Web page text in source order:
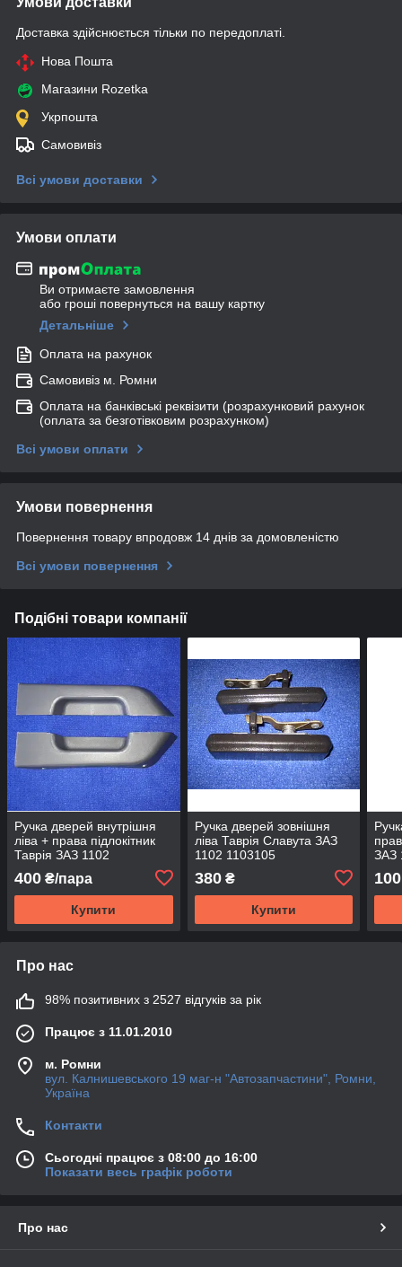
Доставка здійснюється тільки по передоплаті.
Нова Пошта
Магазини Rozetka
Укрпошта
Самовивіз
Всі умови доставки
Умови оплати
Ви отримаєте замовлення
або гроші повернуться на вашу картку
Детальніше
Оплата на рахунок
Самовивіз м. Ромни
Оплата на банківські реквізити (розрахунковий рахунок
(оплата за безготівковим розрахунком)
Всі умови оплати
Умови повернення
Повернення товару впродовж 14 днів за домовленістю
Всі умови повернення
Подібні товари компанії
Ручка дверей внутрішня
ліва + права підлокітник
Таврія ЗАЗ 1102
400 ₴/пара
Купити
Ручка дверей зовнішня
ліва Таврія Славута ЗАЗ
1102 1103105
380₴
Купити
ЗАЗ
100
Про нас
98% позитивних з 2527 відгуків за рік
Працює з 11.01.2010
м. Ромни
вул. Калнишевського 19 маг-н "Автозапчастини", Ромни,
Україна
Контакти
Сьогодні працює з 08:00 до 16:00
Показати весь графік роботи
Про нас